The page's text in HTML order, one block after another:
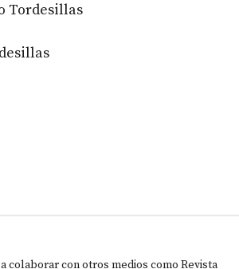
Tordesillas
colaborar con otros medios como Revista